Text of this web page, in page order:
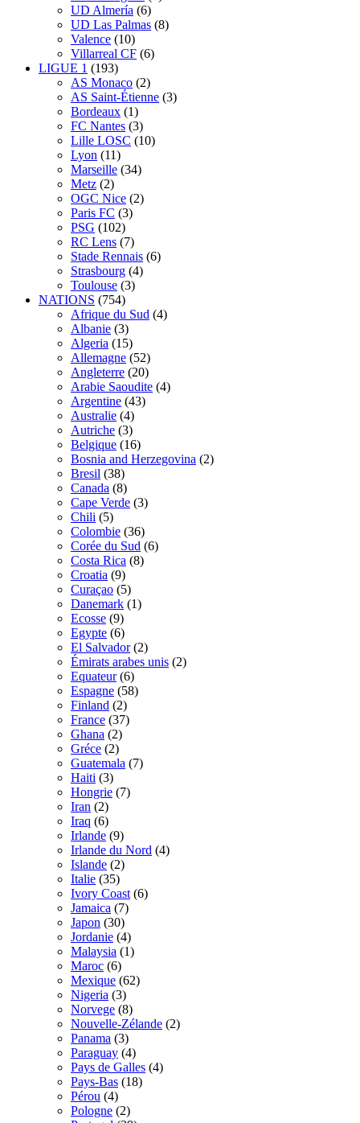
UD Almería (6)
UD Las Palmas (8)
Valence (10)
Villarreal CF (6)
LIGUE 1 (193)
AS Monaco (2)
AS Saint-Étienne (3)
Bordeaux (1)
FC Nantes (3)
Lille LOSC (10)
Lyon (11)
Marseille (34)
Metz (2)
OGC Nice (2)
Paris FC (3)
PSG (102)
RC Lens (7)
Stade Rennais (6)
Strasbourg (4)
Toulouse (3)
NATIONS (754)
Afrique du Sud (4)
Albanie (3)
Algeria (15)
Allemagne (52)
Angleterre (20)
Arabie Saoudite (4)
Argentine (43)
Australie (4)
Autriche (3)
Belgique (16)
Bosnia and Herzegovina (2)
Bresil (38)
Canada (8)
Cape Verde (3)
Chili (5)
Colombie (36)
Corée du Sud (6)
Costa Rica (8)
Croatia (9)
Curaçao (5)
Danemark (1)
Ecosse (9)
Egypte (6)
El Salvador (2)
Émirats arabes unis (2)
Equateur (6)
Espagne (58)
Finland (2)
France (37)
Ghana (2)
Gréce (2)
Guatemala (7)
Haiti (3)
Hongrie (7)
Iran (2)
Iraq (6)
Irlande (9)
Irlande du Nord (4)
Islande (2)
Italie (35)
Ivory Coast (6)
Jamaica (7)
Japon (30)
Jordanie (4)
Malaysia (1)
Maroc (6)
Mexique (62)
Nigeria (3)
Norvege (8)
Nouvelle-Zélande (2)
Panama (3)
Paraguay (4)
Pays de Galles (4)
Pays-Bas (18)
Pérou (4)
Pologne (2)